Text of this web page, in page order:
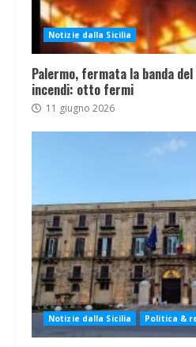
Notizie dalla Sicilia
Palermo, fermata la banda
incendi: otto fermi
11 giugno 2026
Notizie dalla Sicilia Politica &